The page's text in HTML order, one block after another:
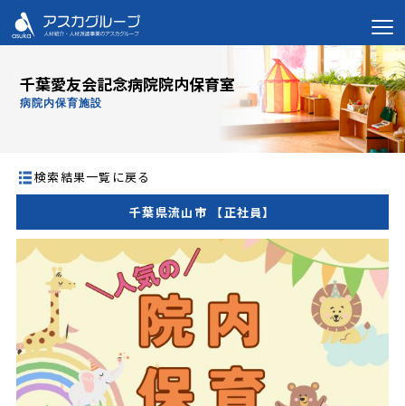
千葉愛友会記念病院院内保育室
病院内保育施設
検索結果一覧に戻る
千葉県流山市 【正社員】